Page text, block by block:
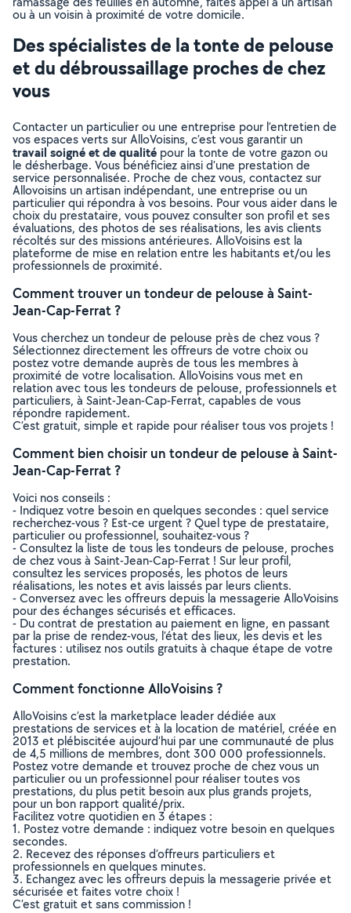
ou à un voisin à proximité de votre domicile.
Des spécialistes de la tonte de pelouse
et du débroussaillage proches de chez
vous
Contacter un particulier ou une entreprise pour l’entretien de
vos espaces verts sur AlloVoisins, c’est vous garantir un
travail soigné et de qualité pour la tonte de votre gazon ou
le désherbage. Vous bénéficiez ainsi d’une prestation de
service personnalisée. Proche de chez vous, contactez sur
Allovoisins un artisan indépendant, une entreprise ou un
particulier qui répondra à vos besoins. Pour vous aider dans le
choix du prestataire, vous pouvez consulter son profil et ses
évaluations, des photos de ses réalisations, les avis clients
récoltés sur des missions antérieures. AlloVoisins est la
plateforme de mise en relation entre les habitants et/ou les
professionnels de proximité.
Comment trouver un tondeur de pelouse à Saint-
Jean-Cap-Ferrat ?
Vous cherchez un tondeur de pelouse près de chez vous ?
Sélectionnez directement les offreurs de votre choix ou
postez votre demande auprès de tous les membres à
proximité de votre localisation. AlloVoisins vous met en
relation avec tous les tondeurs de pelouse, professionnels et
particuliers, à Saint-Jean-Cap-Ferrat, capables de vous
répondre rapidement.
C’est gratuit, simple et rapide pour réaliser tous vos projets !
Comment bien choisir un tondeur de pelouse à Saint-
Jean-Cap-Ferrat ?
Voici nos conseils :
- Indiquez votre besoin en quelques secondes : quel service
recherchez-vous ? Est-ce urgent ? Quel type de prestataire,
particulier ou professionnel, souhaitez-vous ?
- Consultez la liste de tous les tondeurs de pelouse, proches
de chez vous à Saint-Jean-Cap-Ferrat ! Sur leur profil,
consultez les services proposés, les photos de leurs
réalisations, les notes et avis laissés par leurs clients.
- Conversez avec les offreurs depuis la messagerie AlloVoisins
pour des échanges sécurisés et efficaces.
- Du contrat de prestation au paiement en ligne, en passant
par la prise de rendez-vous, l’état des lieux, les devis et les
factures : utilisez nos outils gratuits à chaque étape de votre
prestation.
Comment fonctionne AlloVoisins ?
AlloVoisins c’est la marketplace leader dédiée aux
prestations de services et à la location de matériel, créée en
2013 et plébiscitée aujourd’hui par une communauté de plus
de 4,5 millions de membres, dont 300 000 professionnels.
Postez votre demande et trouvez proche de chez vous un
particulier ou un professionnel pour réaliser toutes vos
prestations, du plus petit besoin aux plus grands projets,
pour un bon rapport qualité/prix.
Facilitez votre quotidien en 3 étapes :
1. Postez votre demande : indiquez votre besoin en quelques
secondes.
2. Recevez des réponses d’offreurs particuliers et
professionnels en quelques minutes.
3. Echangez avec les offreurs depuis la messagerie privée et
sécurisée et faites votre choix !
C’est gratuit et sans commission !